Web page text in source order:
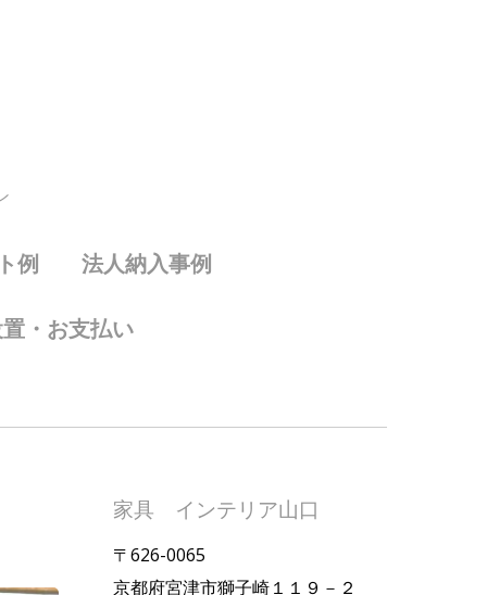
例 法人納入事例
・お支払い
家具 インテリア山口
〒626-0065
京都府宮津市獅子崎１１９－２